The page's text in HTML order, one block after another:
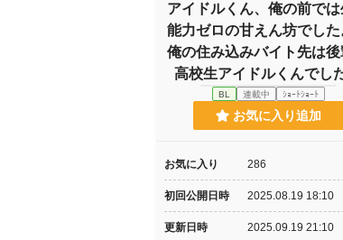
アイドルくん、俺の前で
能力ゼロの甘えん坊でした
俺の住み込みバイト先は
高校生アイドルくんでした
BL 連載中 ｼｮｰﾄｼｮｰﾄ
お気に入り追加
お気に入り 286
初回公開日時 2025.08.19 18:10
更新日時 2025.09.19 21:10